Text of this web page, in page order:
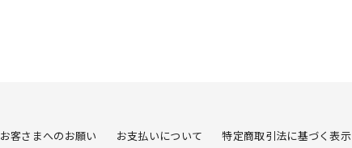
お客さまへのお願い お支払いについて 特定商取引法に基づく表示